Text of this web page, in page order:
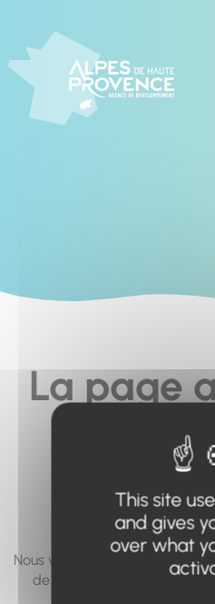
La page
vous
accéder
pas...
Nous vous invitons à utiliser le
de page, ou à utiliser le
This site
and gives
over what